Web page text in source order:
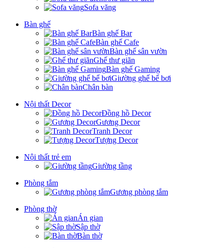
Sofa văng
Bàn ghế
Bàn ghế Bar
Bàn ghế Cafe
Bàn ghế sân vườn
Ghế thư giãn
Bàn ghế Gaming
Giường ghế bể bơi
Chân bàn
Nội thất Decor
Đồng hồ Decor
Gương Decor
Tranh Decor
Tượng Decor
Nội thất trẻ em
Giường tầng
Phòng tắm
Gương phòng tắm
Phòng thờ
Án gian
Sập thờ
Bàn thờ